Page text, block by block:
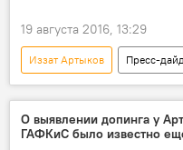
19 августа 2016, 13:29
Иззат Артыков
Пресс-
Новости
спорт
Общество
РИО 2016
Новости РИО-2016
О выявлении допинга у
ГАФКиС было известно